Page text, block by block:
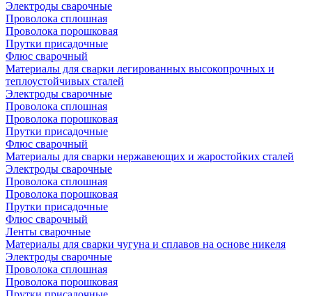
Электроды сварочные
Проволока сплошная
Проволока порошковая
Прутки присадочные
Флюс сварочный
Материалы для сварки легированных высокопрочных и
теплоустойчивых сталей
Электроды сварочные
Проволока сплошная
Проволока порошковая
Прутки присадочные
Флюс сварочный
Материалы для сварки нержавеющих и жаростойких сталей
Электроды сварочные
Проволока сплошная
Проволока порошковая
Прутки присадочные
Флюс сварочный
Ленты сварочные
Материалы для сварки чугуна и сплавов на основе никеля
Электроды сварочные
Проволока сплошная
Проволока порошковая